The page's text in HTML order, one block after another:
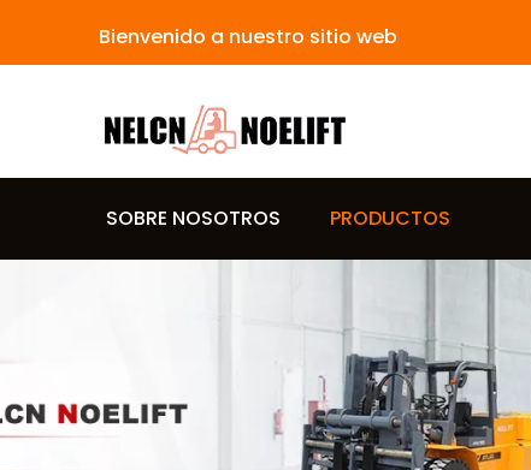
Bienvenido a nuestro sitio web
SOBRE NOSOTROS PRODUCTOS